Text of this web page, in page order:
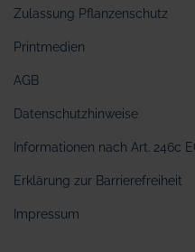
Zulassung Pflanzenschutz
Printmedien
AGB
Datenschutzhinweise
Informationen nach Art. 246c
Erklärung zur Barrierefreiheit
Impressum